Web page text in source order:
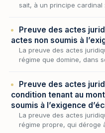
sait, à un principe cardinal
faut-il…
Preuve des actes
actes non soumis à
La preuve des actes
régime que domine, dans
jurispruden…
Preuve des actes
condition tenant au
soumis à l’exigence
La preuve des actes
régime propre, qui déroge